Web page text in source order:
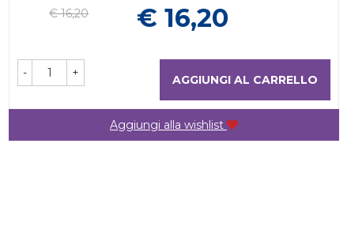
Prezzo
€ 16,20
€ 16,20
- + AGGIUNGI AL CARRELLO
Aggiungi alla wishlist